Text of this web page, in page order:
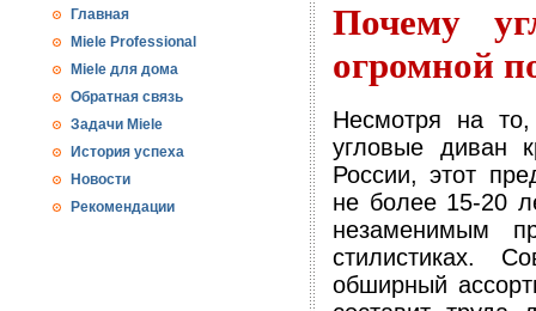
Главная
Miele Professional
Miele для дома
Обратная связь
Задачи Miele
История успеха
Новости
Рекомендации
Почему
огромной
Несмотря на
угловые диван
России, этот
не более 15-20
незаменимым
стилистиках.
обширный